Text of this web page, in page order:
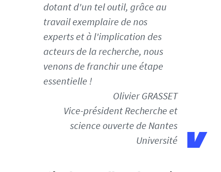
dotant d'un tel outil, grâce au
travail exemplaire de nos
experts et à l'implication des
acteurs de la recherche, nous
venons de franchir une étape
essentielle !
Olivier GRASSET
Vice-président Recherche et
science ouverte de Nantes
Université